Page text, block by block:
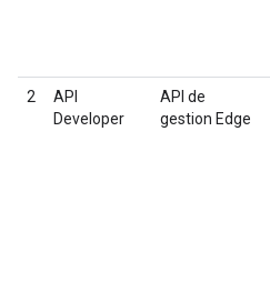
2
API
Developer
API de
gestion Edge